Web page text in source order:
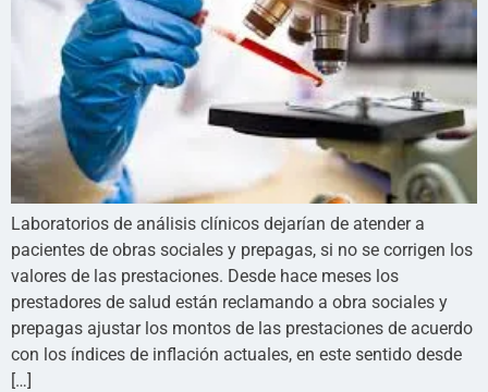
Laboratorios de análisis clínicos dejarían de atender a
pacientes de obras sociales y prepagas, si no se corrigen los
valores de las prestaciones. Desde hace meses los
prestadores de salud están reclamando a obra sociales y
prepagas ajustar los montos de las prestaciones de acuerdo
con los índices de inflación actuales, en este sentido desde
[…]